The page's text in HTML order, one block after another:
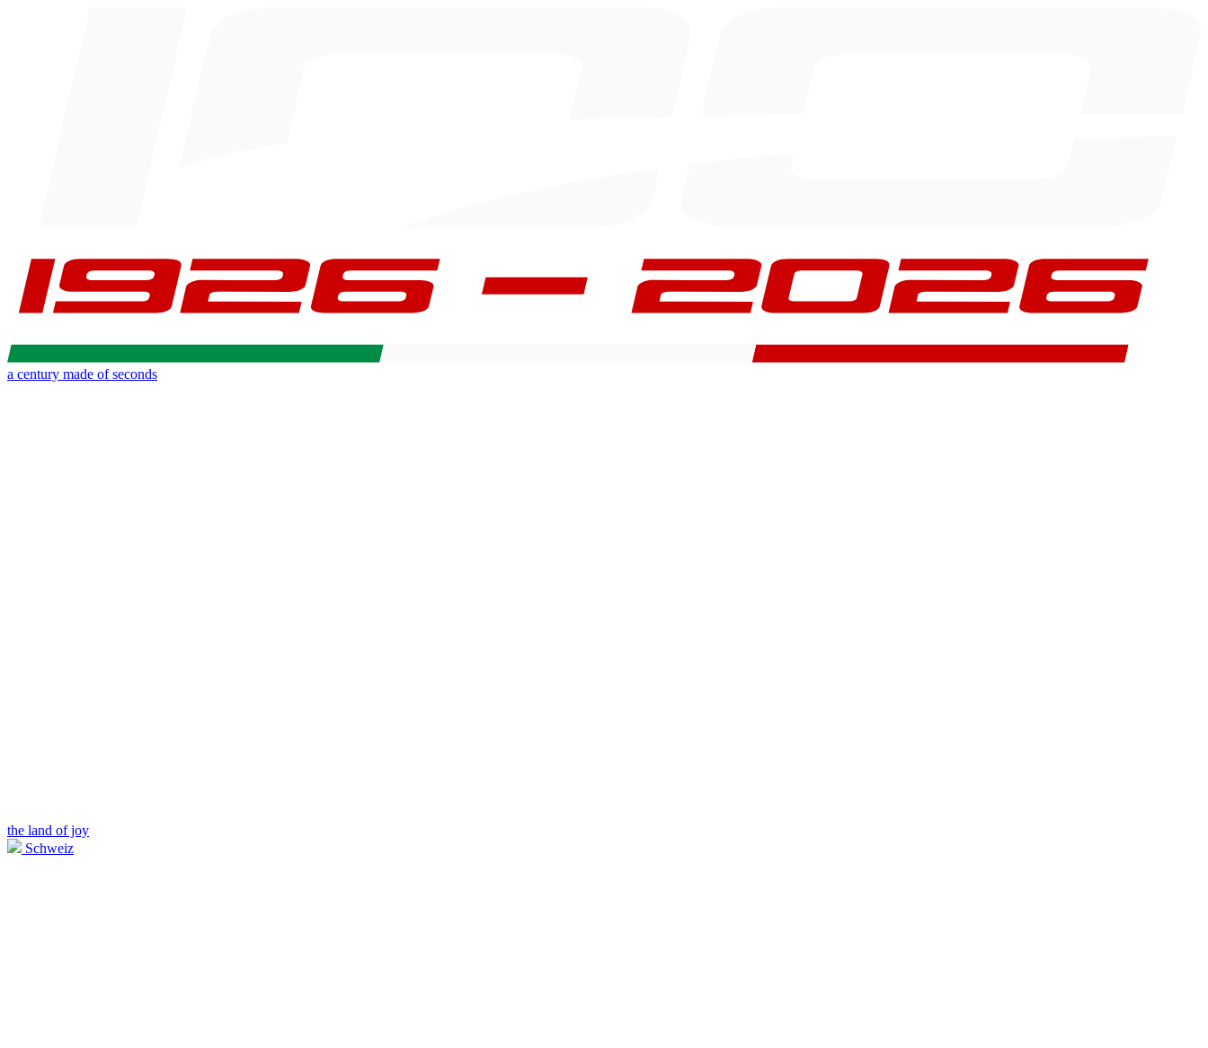
a century made of seconds
the land of joy
Schweiz